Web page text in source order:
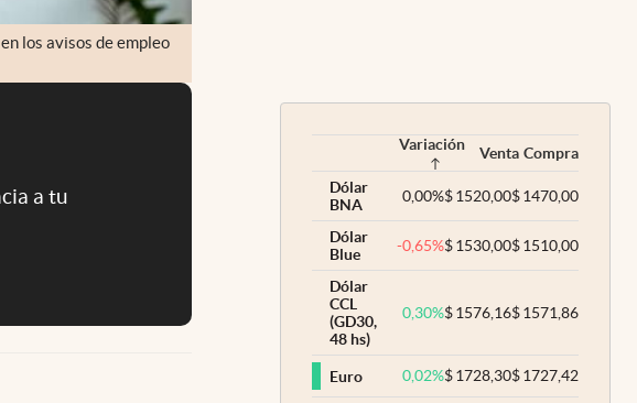
los avisos de empleo
a tu
Variación Venta Compra
Dólar
BNA
0,00%$1520,00$1470,00
Dólar
Blue
-0,65%$1530,00$1510,00
Dólar
CCL
(GD30,
48 hs)
0,30%$1576,16$1571,86
Euro 0,02%$1728,30$1727,42